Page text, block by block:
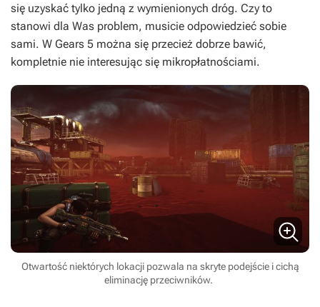
się uzyskać tylko jedną z wymienionych dróg. Czy to
stanowi dla Was problem, musicie odpowiedzieć sobie
sami. W Gears 5 można się przecież dobrze bawić,
kompletnie nie interesując się mikropłatnościami.
Otwartość niektórych lokacji pozwala na skryte podejście i cichą
eliminację przeciwników.